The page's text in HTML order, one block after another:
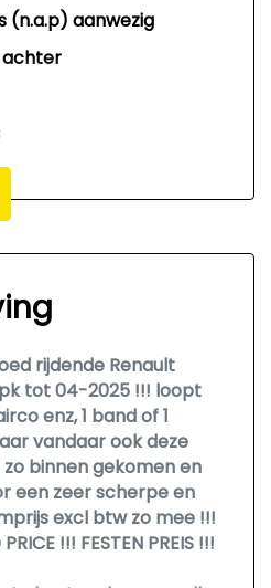
(n.a.p) aanwezig
achter
rijdende Renault
tot 04-2025 !!! loopt
enz, 1 band of 1
vandaar ook deze
binnen gekomen en
een zeer scherpe en
excl btw zo mee !!!
!!! FESTEN PREIS !!!